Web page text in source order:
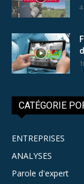
CATÉGORIE
ENTREPRISES
ANALYSES
Parole d'expert